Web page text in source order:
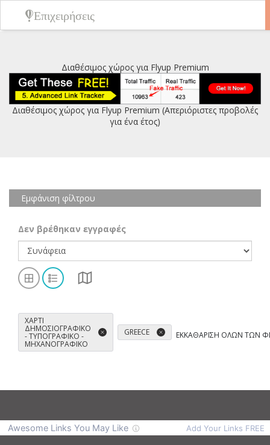
Διαθέσιμος χώρος για Flyup Premium
Διαθέσιμος χώρος για Flyup Premium (Απεριόριστες προβολές
για ένα έτος)
Εμφάνιση φίλτρου
Δεν βρέθηκαν εγγραφές
ΧΑΡΤΊ
ΔΗΜΟΣΙΟΓΡΑΦΙΚΌ
- ΤΥΠΟΓΡΑΦΙΚΌ -
ΜΗΧΑΝΟΓΡΑΦΙΚΌ
GREECE ΕΚΚΑΘΆΡΙΣΗ ΌΛΩΝ ΤΩΝ
Επιχειρήσεις